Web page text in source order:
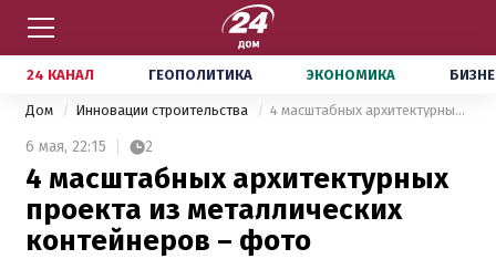
24 КАНАЛ ГЕОПОЛИТИКА ЭКОНОМИКА
Дом Инновации строительства 4 масштабных архитектурных проекта из металлических контейнеров – фото
6 мая, 22:15 2
4 масштабных архитектурных
проекта из металлических
контейнеров – фото